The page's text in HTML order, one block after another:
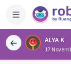
ALYA K
17